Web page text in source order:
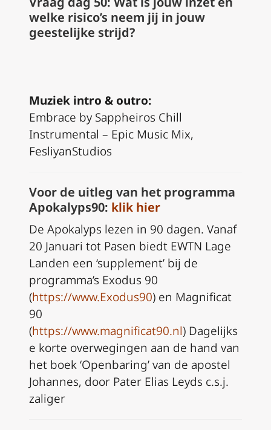
welke risico’s neem jij in jouw
geestelijke strijd?
Muziek intro & outro:
Embrace by Sappheiros Chill
Instrumental – Epic Music Mix,
FesliyanStudios
Voor de uitleg van het programma
Apokalyps90: klik hier
De Apokalyps lezen in 90 dagen. Vanaf
20 Januari tot Pasen biedt EWTN Lage
Landen een ‘supplement’ bij de
programma’s Exodus 90
(https://www.Exodus90) en Magnificat
90
(https://www.magnificat90.nl) Dagelijks
e korte overwegingen aan de hand van
het boek ‘Openbaring’ van de apostel
Johannes, door Pater Elias Leyds c.s.j.
zaliger